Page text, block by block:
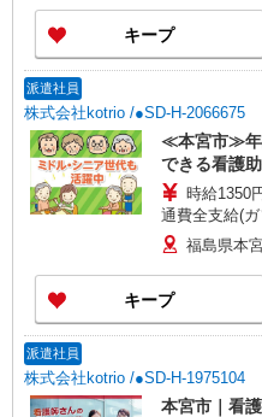
キープ
派遣社員
株式会社kotrio /●SD-H-2066675
≪本宮市≫年
できる看護
時給1350
通費全支給(
福島県本
キープ
派遣社員
株式会社kotrio /●SD-H-1975104
本宮市｜看